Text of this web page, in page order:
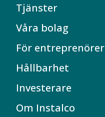
Tjänster
Våra bolag
För entreprenörer
Hållbarhet
Investerare
Om Instalco